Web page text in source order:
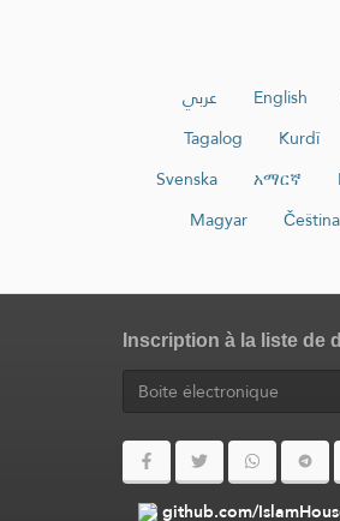
عربي English
Tagalog
Kurdî
Svenska
አማርኛ
Magyar
Čeština
Inscription à la liste de
github.com/